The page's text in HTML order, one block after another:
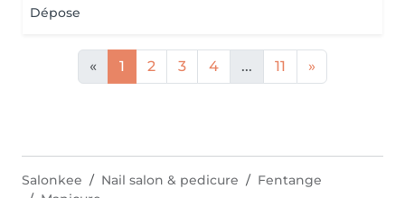
Dépose
« 1 2 3 4 ... 11 »
Salonkee Nail salon & pedicure
Fentange